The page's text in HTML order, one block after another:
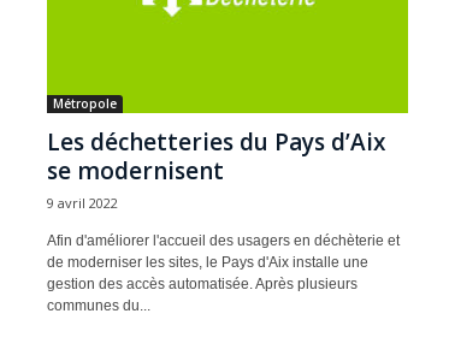
Métropole
Les déchetteries du Pays d’Aix
se modernisent
9 avril 2022
Afin d'améliorer l'accueil des usagers en déchèterie et
de moderniser les sites, le Pays d'Aix installe une
gestion des accès automatisée. Après plusieurs
communes du...